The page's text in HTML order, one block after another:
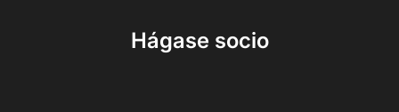
Hágase socio